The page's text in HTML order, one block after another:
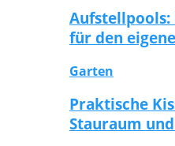
Aufstellpools:
für den
Garten
Praktische
Stauraum